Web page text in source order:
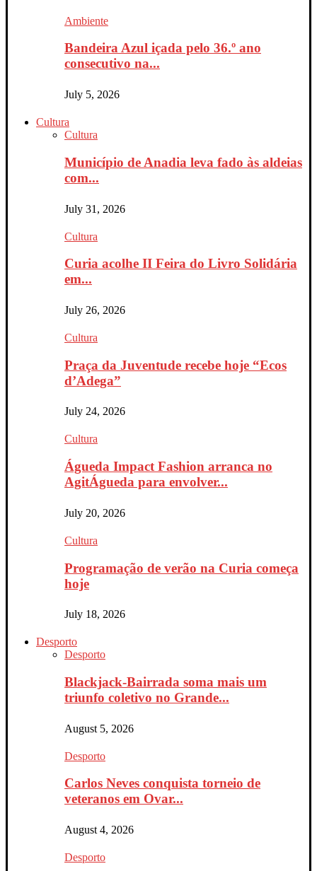
Ambiente
Bandeira Azul içada pelo 36.º ano
consecutivo na...
July 5, 2026
Cultura
Cultura
Município de Anadia leva fado às aldeias
com...
July 31, 2026
Cultura
Curia acolhe II Feira do Livro Solidária
em...
July 26, 2026
Cultura
Praça da Juventude recebe hoje “Ecos
d’Adega”
July 24, 2026
Cultura
Águeda Impact Fashion arranca no
AgitÁgueda para envolver...
July 20, 2026
Cultura
Programação de verão na Curia começa
hoje
July 18, 2026
Desporto
Desporto
Blackjack-Bairrada soma mais um
triunfo coletivo no Grande...
August 5, 2026
Desporto
Carlos Neves conquista torneio de
veteranos em Ovar...
August 4, 2026
Desporto